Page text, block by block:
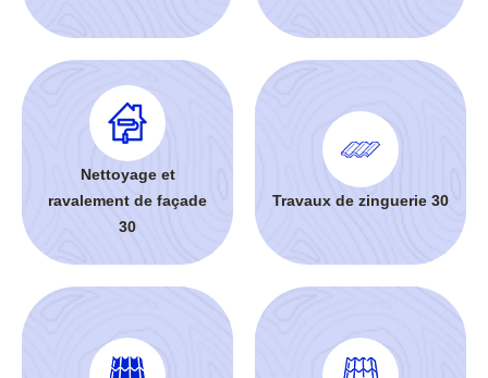
Nettoyage et
ravalement de façade
30
Travaux de zinguerie 30